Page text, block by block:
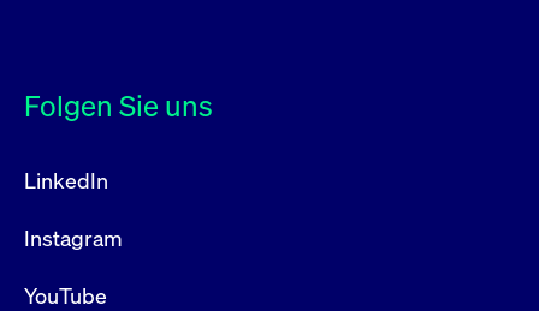
Folgen Sie uns
LinkedIn
Instagram
YouTube